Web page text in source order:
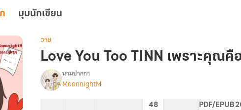
มุมนักเขียน
วาย
Love You Too TINN เพราะคุณ
เรื่องLove
You
นามปากกา
MoonnightM
48 PDF/EPUB